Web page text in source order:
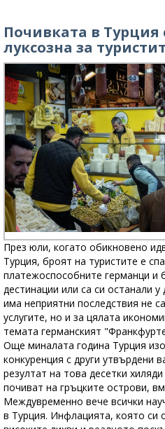
Почивката в Турция
луксозна за
През юли, когато обикновено
Турция, броят на туристите е
платежоспособните германци и
дестинации или са си останали
има неприятни последствия не
услугите, но и за цялата
темата германският
Още миналата година Турция
конкуренция с други утвърдени
резултат на това десетки
почиват на гръцките острови,
Междувременно вече всички
в Турция. Инфлацията, която си